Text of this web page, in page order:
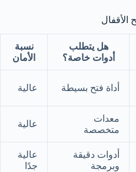
الأقفال
هل يتطلب
أدوات خاصة؟
نسبة
الأمان
أداة فتح بسيطة عالية
معدات
متخصصة
عالية
أدوات دقيقة
وبرمجة
عالية
جدًا